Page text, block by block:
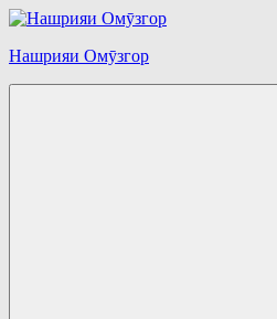
Перейти
содержимому
Нашрияи Омӯзгор